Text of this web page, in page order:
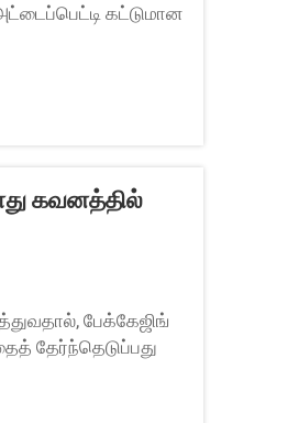
கட்டுமான
அல்லது
கவனத்தில்
பேக்கேஜிங்
தேர்ந்தெடுப்பது
விருப்பங்கள்